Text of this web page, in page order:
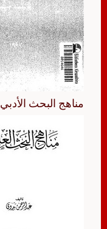
مناهج البحث الأدبي